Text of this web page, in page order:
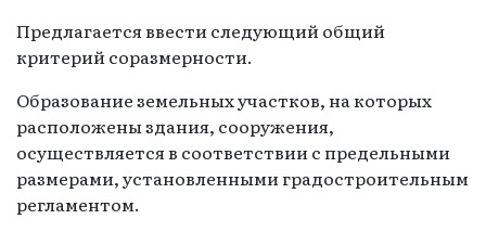
Предлагается ввести следующий общий
критерий соразмерности.
Образование земельных участков, на которых
расположены здания, сооружения,
осуществляется в соответствии с предельными
размерами, установленными градостроительным
регламентом.